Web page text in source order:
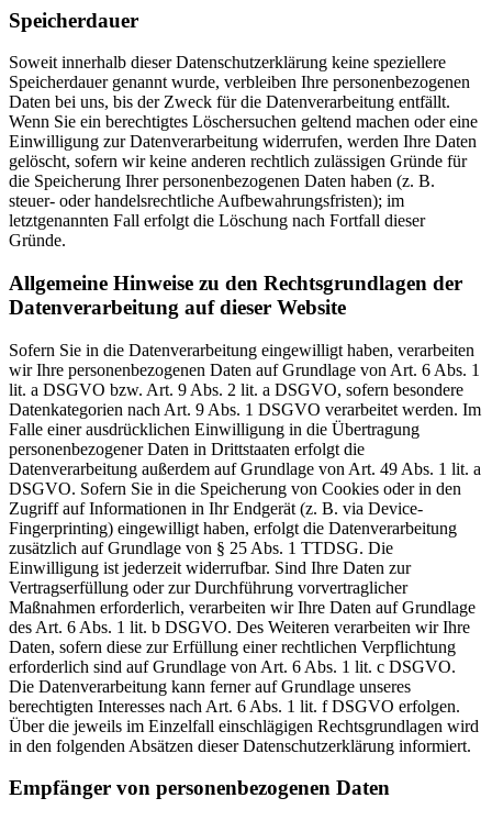
Speicherdauer
Soweit innerhalb dieser Datenschutzerklärung keine speziellere
Speicherdauer genannt wurde, verbleiben Ihre personenbezogenen
Daten bei uns, bis der Zweck für die Datenverarbeitung entfällt.
Wenn Sie ein berechtigtes Löschersuchen geltend machen oder eine
Einwilligung zur Datenverarbeitung widerrufen, werden Ihre Daten
gelöscht, sofern wir keine anderen rechtlich zulässigen Gründe für
die Speicherung Ihrer personenbezogenen Daten haben (z. B.
steuer- oder handelsrechtliche Aufbewahrungsfristen); im
letztgenannten Fall erfolgt die Löschung nach Fortfall dieser
Gründe.
Allgemeine Hinweise zu den Rechtsgrundlagen der
Datenverarbeitung auf dieser Website
Sofern Sie in die Datenverarbeitung eingewilligt haben, verarbeiten
wir Ihre personenbezogenen Daten auf Grundlage von Art. 6 Abs. 1
lit. a DSGVO bzw. Art. 9 Abs. 2 lit. a DSGVO, sofern besondere
Datenkategorien nach Art. 9 Abs. 1 DSGVO verarbeitet werden. Im
Falle einer ausdrücklichen Einwilligung in die Übertragung
personenbezogener Daten in Drittstaaten erfolgt die
Datenverarbeitung außerdem auf Grundlage von Art. 49 Abs. 1 lit. a
DSGVO. Sofern Sie in die Speicherung von Cookies oder in den
Zugriff auf Informationen in Ihr Endgerät (z. B. via Device-
Fingerprinting) eingewilligt haben, erfolgt die Datenverarbeitung
zusätzlich auf Grundlage von § 25 Abs. 1 TTDSG. Die
Einwilligung ist jederzeit widerrufbar. Sind Ihre Daten zur
Vertragserfüllung oder zur Durchführung vorvertraglicher
Maßnahmen erforderlich, verarbeiten wir Ihre Daten auf Grundlage
des Art. 6 Abs. 1 lit. b DSGVO. Des Weiteren verarbeiten wir Ihre
Daten, sofern diese zur Erfüllung einer rechtlichen Verpflichtung
erforderlich sind auf Grundlage von Art. 6 Abs. 1 lit. c DSGVO.
Die Datenverarbeitung kann ferner auf Grundlage unseres
berechtigten Interesses nach Art. 6 Abs. 1 lit. f DSGVO erfolgen.
Über die jeweils im Einzelfall einschlägigen Rechtsgrundlagen wird
in den folgenden Absätzen dieser Datenschutzerklärung informiert.
Empfänger von personenbezogenen Daten